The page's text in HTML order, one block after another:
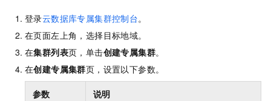
登录云数据库专属集群控制台。
在页面左上角，选择目标地域。
在集群列表页，单击创建专属集群。
在创建专属集群页，设置以下参数。
参数 说明